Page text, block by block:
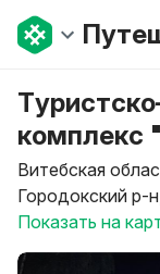
комплекс
Витебская
Городокский р-
Показать на